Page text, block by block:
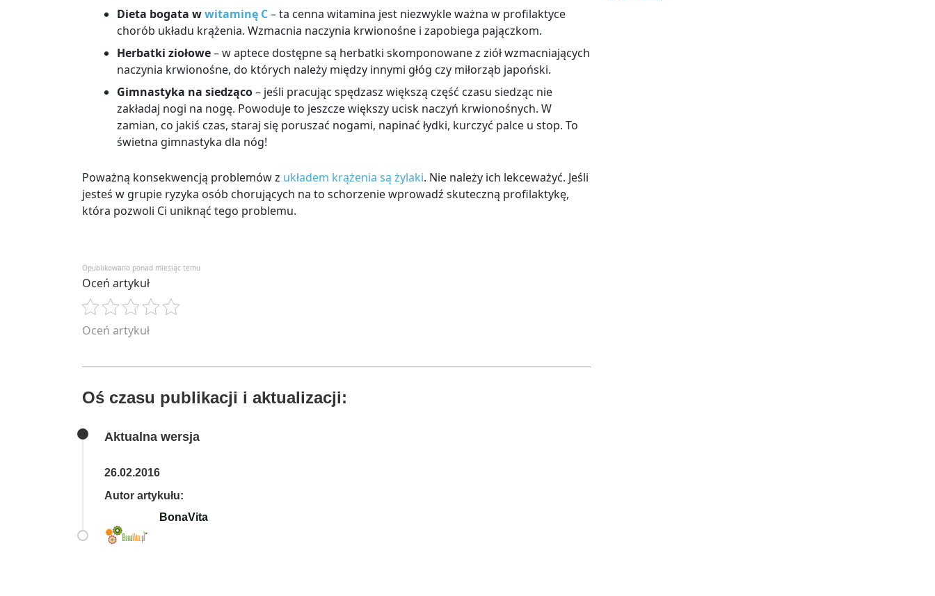
Dieta bogata wwitaminę C– ta cenna witamina jest niezwykle ważna w profilaktyce
chorób układu krążenia. Wzmacnia naczynia krwionośne i zapobiega pajączkom.
Herbatki ziołowe– w aptece dostępne są herbatki skomponowane z ziół wzmacniających
naczynia krwionośne, do których należy między innymi głóg czy miłorząb japoński.
Gimnastyka na siedząco– jeśli pracując spędzasz większą część czasu siedząc nie
zakładaj nogi na nogę. Powoduje to jeszcze większy ucisk naczyń krwionośnych. W
zamian, co jakiś czas, staraj się poruszać nogami, napinać łydki, kurczyć palce u stop. To
świetna gimnastyka dla nóg!
Poważną konsekwencją problemów z układem krążenia są żylaki. Nie należy ich lekceważyć. Jeśli
jesteś w grupie ryzyka osób chorujących na to schorzenie wprowadź skuteczną profilaktykę,
która pozwoli Ci uniknąć tego problemu.
Opublikowano ponad miesiąc temu
Oceń artykuł
Oceń artykuł
Oś czasu publikacji i aktualizacji:
Aktualna wersja
26.02.2016
Autor artykułu:
BonaVita